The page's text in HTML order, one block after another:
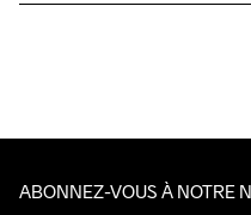
ABONNEZ-VOUS À NOTRE